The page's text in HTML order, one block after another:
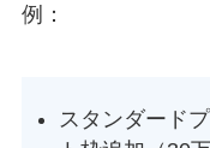
例：
スタンダード